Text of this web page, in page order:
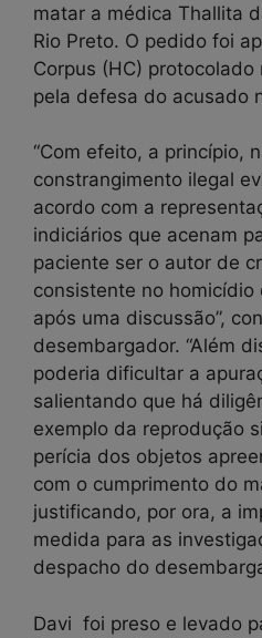
matar a médica Thallita
Rio Preto. O pedido foi
Corpus (HC)
pela defesa do acusado
“Com efeito, a princípio,
constrangimento ilegal
acordo com a
indiciários que acenam
paciente ser o autor de
consistente no homicídio
após uma discussão”,
desembargador. “Além
poderia dificultar a
salientando que há
exemplo da reprodução
perícia dos objetos
com o cumprimento do
justificando, por ora, a
medida para as
despacho do
Davi foi preso e levado